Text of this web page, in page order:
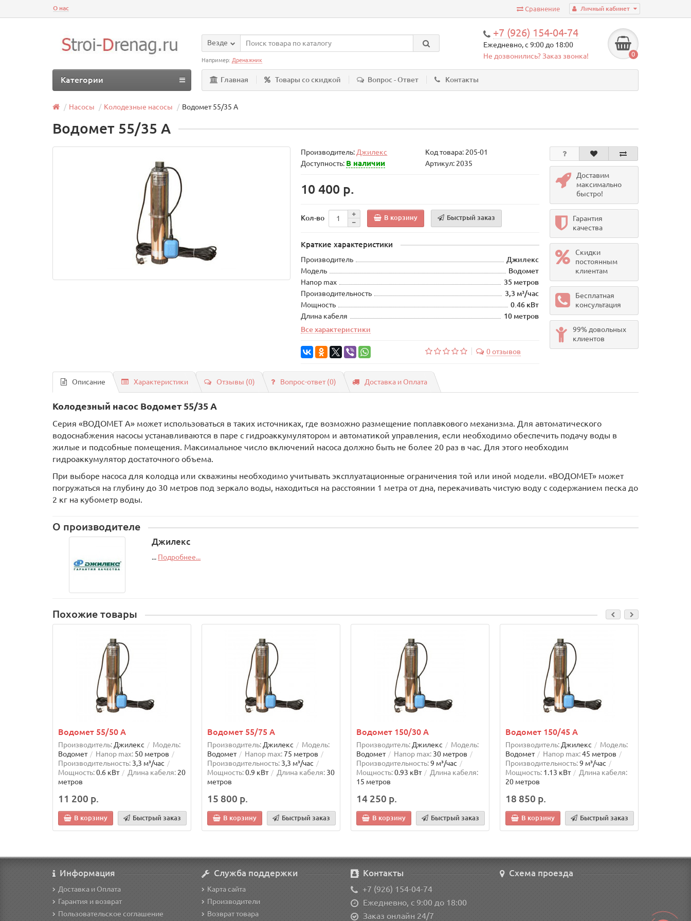
Сравнение Личный кабинет
О нас
+7 (926) 154-04-74
Ежедневно, с 9:00 до 18:00
Не дозвонились?Заказ звонка! 0
Везде
Например: Дренажник
Главная Товары со скидкой Вопрос - Ответ Контакты
Категории
Насосы Колодезные насосы Водомет 55/35 А
Водомет 55/35 А
Производитель: Джилекс Код товара: 205-01
Доступность: В наличии Артикул: 2035
10 400 р.
Кол-во В корзину Быстрый заказ
Краткие характеристики
Производитель
Джилекс
Модель
Водомет
Напор max
35 метров
Производительность
3,3 м³/час
Мощность
0.46 кВт
Длина кабеля
10 метров
Все характеристики
0 отзывов
Доставим
максимально
быстро!
Гарантия
качества
Скидки
постоянным
клиентам
Бесплатная
консультация
99% довольных
клиентов
Описание Характеристики Отзывы (0) Вопрос-ответ(0) Доставка и Оплата
Колодезный насос Водомет 55/35 A
Серия «ВОДОМЕТ А» может использоваться в таких источниках, где возможно размещение поплавкового механизма. Для автоматического
водоснабжения насосы устанавливаются в паре с гидроаккумулятором и автоматикой управления, если необходимо обеспечить подачу воды в
жилые и подсобные помещения. Максимальное число включений насоса должно быть не более 20 раз в час. Для этого необходим
гидроаккумулятор достаточного объема.
При выборе насоса для колодца или скважины необходимо учитывать эксплуатационные ограничения той или иной модели. «ВОДОМЕТ» может
погружаться на глубину до 30 метров под зеркало воды, находиться на расстоянии 1 метра от дна, перекачивать чистую воду с содержанием песка до
2 кг на кубометр воды.
О производителе
Джилекс
... Подробнее...
Похожие товары
Водомет 55/50 А
Производитель: Джилекс
Модель:
Водомет
Напор max: 50 метров
Производительность: 3,3 м³/час
Мощность:0.6 кВт Длина кабеля: 20
метров
11 200 р.
В корзину Быстрый заказ
Водомет 55/75 А
Производитель: Джилекс
Модель:
Водомет
Напор max:75 метров
Производительность: 3,3 м³/час
Мощность:0.9 кВт Длина кабеля: 30
метров
15 800 р.
В корзину Быстрый заказ
Водомет 150/30 А
Производитель: Джилекс
Модель:
Водомет
Напор max: 30 метров
Производительность:9 м³/час
Мощность:0.93 кВт
Длина кабеля:
15 метров
14 250 р.
В корзину Быстрый заказ
Водомет 150/45 А
Производитель: Джилекс
Модель:
Водомет
Напор max:45 метров
Производительность:9 м³/час
Мощность: 1.13 кВт
Длина кабеля:
20 метров
18 850 р.
В корзину Быстрый заказ
Информация
Доставка и Оплата
Гарантия и возврат
Пользовательское соглашение
Служба поддержки
Карта сайта
Производители
Возврат товара
Контакты
+7 (926) 154-04-74
Ежедневно, с 9:00 до 18:00
Заказ онлайн 24/7
Схема проезда